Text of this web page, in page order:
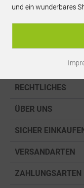
RECHTLICHES
ÜBER UNS
SICHER
VERSANDARTEN
ZAHLUNGSARTEN
und ein wunderbares